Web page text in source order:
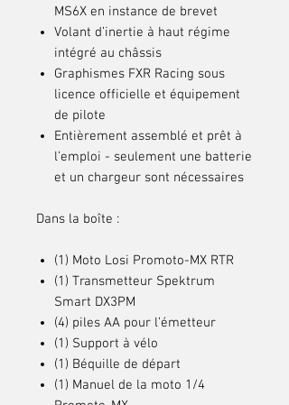
MS6X en instance de brevet
Volant d’inertie à haut régime
intégré au châssis
Graphismes FXR Racing sous
licence officielle et équipement
de pilote
Entièrement assemblé et prêt à
l’emploi - seulement une batterie
et un chargeur sont nécessaires
Dans la boîte :
(1) Moto Losi Promoto-MX RTR
(1) Transmetteur Spektrum
Smart DX3PM
(4) piles AA pour l’émetteur
(1) Support à vélo
(1) Béquille de départ
(1) Manuel de la moto 1/4